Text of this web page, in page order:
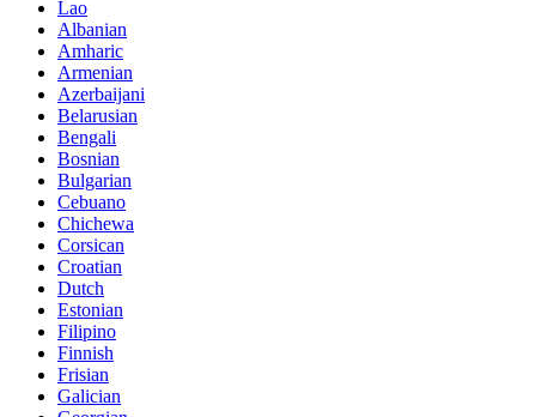
Lao
Albanian
Amharic
Armenian
Azerbaijani
Belarusian
Bengali
Bosnian
Bulgarian
Cebuano
Chichewa
Corsican
Croatian
Dutch
Estonian
Filipino
Finnish
Frisian
Galician